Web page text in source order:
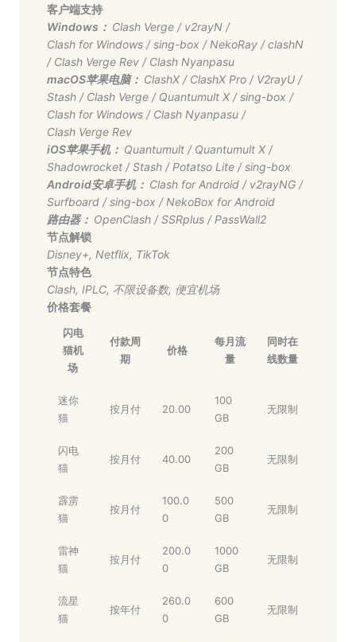
客户端支持
Windows： Clash Verge/ v2rayN/
Clash for Windows/sing-box/ NekoRay/clashN
/ Clash Verge Rev/ Clash Nyanpasu
macOS苹果电脑： ClashX/ ClashX Pro/ V2rayU/
Stash/ Clash Verge/ Quantumult X/sing-box/
Clash for Windows/ Clash Nyanpasu/
Clash Verge Rev
iOS苹果手机： Quantumult/ Quantumult X/
Shadowrocket/Stash/ Potatso Lite/sing-box
Android安卓手机： Clash for Android/ v2rayNG/
Surfboard/sing-box/ NekoBox for Android
路由器： OpenClash/SSRplus/ PassWall2
节点解锁
Disney+, Netflix, TikTok
节点特色
Clash, IPLC, 不限设备数, 便宜机场
价格套餐
闪电
猫机
场
付款周
期
价格
每月流
量
同时在
线数量
迷你
猫
按月付 20.00
100
GB
无限制
闪电
猫
按月付 40.00
200
GB
无限制
霹雳
猫
按月付
100.0
0
500
GB
无限制
雷神
猫
按月付
200.0
0
1000
GB
无限制
流星
猫
按年付
260.0
0
600
GB
无限制